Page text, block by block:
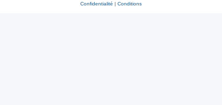
Confidentialité | Conditions